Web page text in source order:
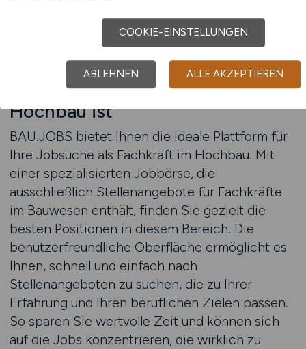
Warum BAU.JOBS der ideale
Partner für Fachkräfte im
Hochbau ist
BAU.JOBS bietet Ihnen die ideale Plattform für
Ihre Jobsuche als Fachkraft im Hochbau. Mit
einer spezialisierten Jobbörse, die
ausschließlich Stellenangebote für Fachkräfte
im Bauwesen enthält, finden Sie gezielt die
besten Positionen in diesem Bereich. Die
benutzerfreundliche Oberfläche ermöglicht es
Ihnen, schnell und einfach nach
Stellenangeboten zu suchen, die zu Ihrer
Erfahrung und Ihren beruflichen Zielen passen.
So sparen Sie wertvolle Zeit und können sich
auf die Jobs konzentrieren, die wirklich zu
COOKIE-EINSTELLUNGEN
ABLEHNEN ALLE AKZEPTIEREN